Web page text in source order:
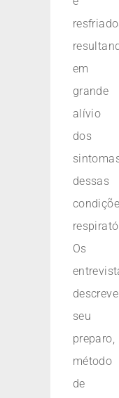
em
grande
alívio
dos
dessas
Os
seu
preparo,
método
de